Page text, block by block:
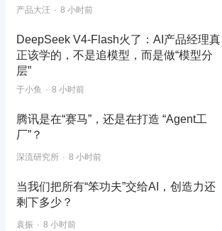
产品大汪 8 小时前
DeepSeek V4-Flash火了：AI产品经理真
正该学的，不是追模型，而是做“模型分
层”
于小鱼 8 小时前
腾讯是在“赛马”，还是在打造 “Agent工
厂”？
深流研究所 8 小时前
当我们把所有“笨功夫”交给AI，创造力还
剩下多少？
袁振 8 小时前